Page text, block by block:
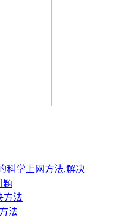
科学上网方法,解决
题
方法
法